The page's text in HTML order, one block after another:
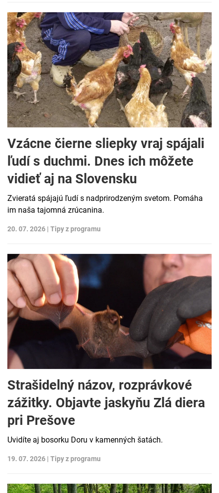
Vzácne čierne sliepky vraj spájali
ľudí s duchmi. Dnes ich môžete
vidieť aj na Slovensku
Zvieratá spájajú ľudí s nadprirodzeným svetom. Pomáha
im naša tajomná zrúcanina.
20. 07. 2026 | Tipy z programu
Strašidelný názov, rozprávkové
zážitky. Objavte jaskyňu Zlá diera
pri Prešove
Uvidíte aj bosorku Doru v kamenných šatách.
19. 07. 2026 | Tipy z programu